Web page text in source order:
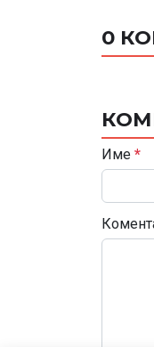
0
Име *